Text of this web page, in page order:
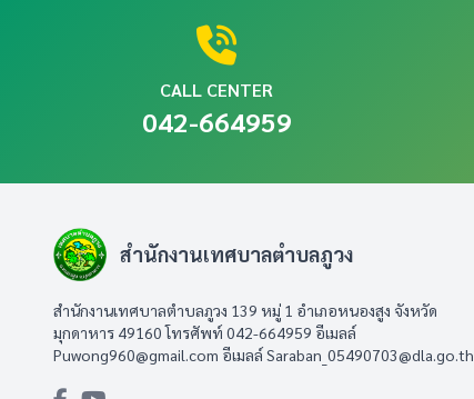
CALL CENTER
042-664959
สำนักงานเทศบาลตำบลภูวง
สำนักงานเทศบาลตำบลภูวง 139 หมู่ 1 อำเภอหนองสูง จังหวัด
มุกดาหาร 49160 โทรศัพท์ 042-664959 อีเมลล์
Puwong960@gmail.com อีเมลล์Saraban_05490703@dla.go.th